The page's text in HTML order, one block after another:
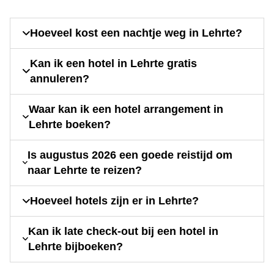
Hoeveel kost een nachtje weg in Lehrte?
Kan ik een hotel in Lehrte gratis
annuleren?
Waar kan ik een hotel arrangement in
Lehrte boeken?
Is augustus 2026 een goede reistijd om
naar Lehrte te reizen?
Hoeveel hotels zijn er in Lehrte?
Kan ik late check-out bij een hotel in
Lehrte bijboeken?